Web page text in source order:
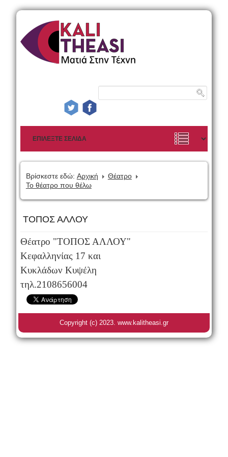
Βρίσκεστε εδώ: Αρχική
Θέατρο
Το θέατρο που θέλω
ΤΟΠΟΣ ΑΛΛΟΥ
Θέατρο "ΤΟΠΟΣ ΑΛΛΟΥ"
Κεφαλληνίας 17 και
Κυκλάδων Κυψέλη
τηλ.2108656004
Copyright (c) 2023. www.kalitheasi.gr